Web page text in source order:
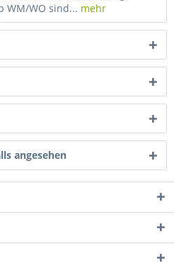
WM/WO sind... mehr
angesehen